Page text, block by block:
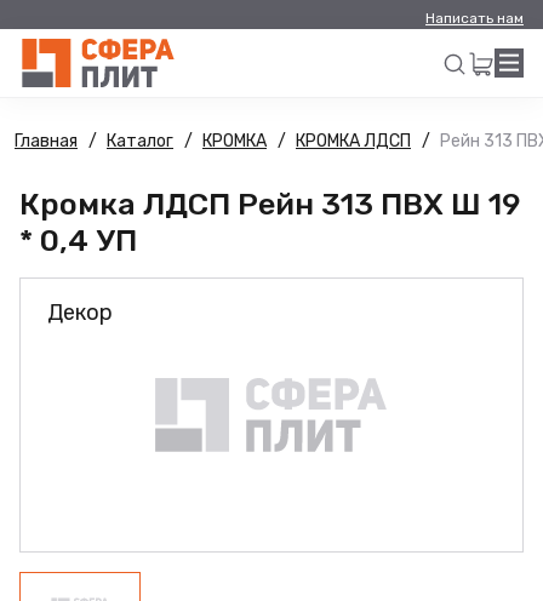
Написать нам
Искать
Главная Каталог КРОМКА КРОМКА ЛДСП Рейн 313
Кромка ЛДСП Рейн 313 ПВХ Ш 19
* 0,4 УП
Декор